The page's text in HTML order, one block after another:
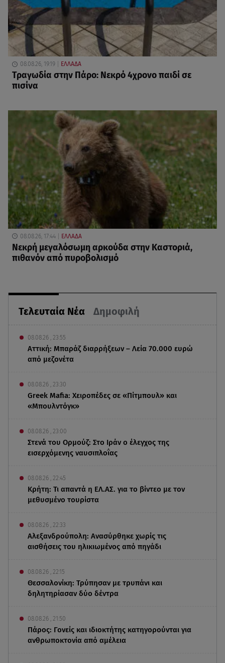
Τελευταία Νέα Δημοφιλή
08.08.26 , 23:55
Αττική: Μπαράζ διαρρήξεων – Λεία 70.000 ευρώ
από μεζονέτα
08.08.26 , 23:30
Greek Mafia: Χειροπέδες σε «Πίτμπουλ» και
«Μπουλντόγκ»
08.08.26 , 23:00
Στενά του Ορμούζ: Στο Ιράν ο έλεγχος της
εισερχόμενης ναυσιπλοΐας
08.08.26 , 22:45
Κρήτη: Τι απαντά η ΕΛ.ΑΣ. για το βίντεο με τον
μεθυσμένο τουρίστα
08.08.26 , 22:33
Αλεξανδρούπολη: Ανασύρθηκε χωρίς τις
αισθήσεις του ηλικιωμένος από πηγάδι
08.08.26 , 22:15
Θεσσαλονίκη: Τρύπησαν με τρυπάνι και
δηλητηρίασαν δύο δέντρα
08.08.26 , 21:50
Πάρος: Γονείς και ιδιοκτήτης κατηγορούνται για
ανθρωποκτονία από αμέλεια
08.08.26, 19:19 ΕΛΛΑΔΑ
Τραγωδία στην Πάρο: Νεκρό 4χρονο παιδί σε
πισίνα
08.08.26, 17:44 ΕΛΛΑΔΑ
Νεκρή μεγαλόσωμη αρκούδα στην Καστοριά,
πιθανόν από πυροβολισμό